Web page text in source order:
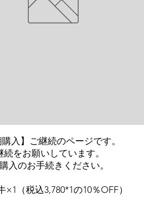
入】ご継続のページです。
をお願いしています。
入のお手続きください。
×1（税込3,780*1の10％OFF）